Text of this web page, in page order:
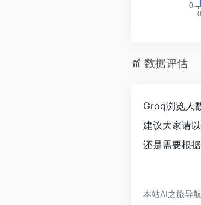
数据评估
Groq浏览人
建议大家请
还是需要根
本站AI之旅导